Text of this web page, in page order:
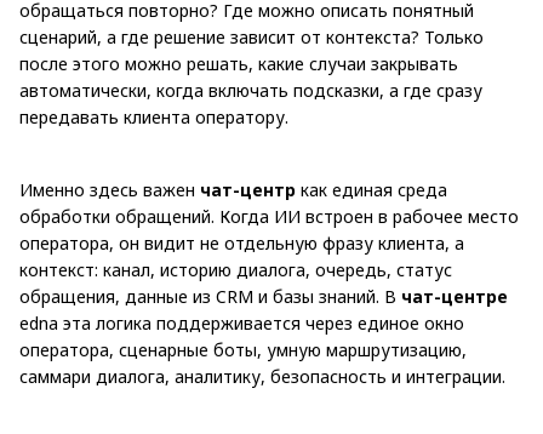
обращаться повторно? Где можно описать понятный
сценарий, а где решение зависит от контекста? Только
после этого можно решать, какие случаи закрывать
автоматически, когда включать подсказки, а где сразу
передавать клиента оператору.
Именно здесь важен чат-центр как единая среда
обработки обращений. Когда ИИ встроен в рабочее место
оператора, он видит не отдельную фразу клиента, а
контекст: канал, историю диалога, очередь, статус
обращения, данные из CRM и базы знаний. В чат-центре
edna эта логика поддерживается через единое окно
оператора, сценарные боты, умную маршрутизацию,
саммари диалога, аналитику, безопасность и интеграции.